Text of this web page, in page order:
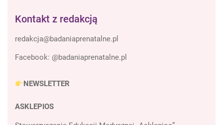
Kontakt z redakcją
Facebook: @badaniaprenatalne.pl
NEWSLETTER
ASKLEPIOS